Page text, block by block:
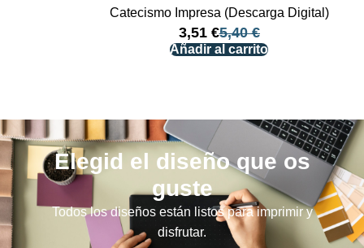
Catecismo Impresa (Descarga Digital)
5,40€
3,51 €
Añadir al carrito
Elegid el diseño que os
guste
Todos los diseños están listos para imprimir y
disfrutar.